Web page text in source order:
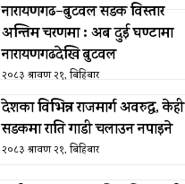
नारायणगढ–बुटवल सडक विस्तार
अन्तिम चरणमा : अब दुई घण्टामा
नारायणगढदेखि बुटवल
२०८३ श्रावण २१, बिहिबार
देशका विभिन्न राजमार्ग अवरुद्ध, केही
सडकमा राति गाडी चलाउन नपाइने
२०८३ श्रावण २१, बिहिबार